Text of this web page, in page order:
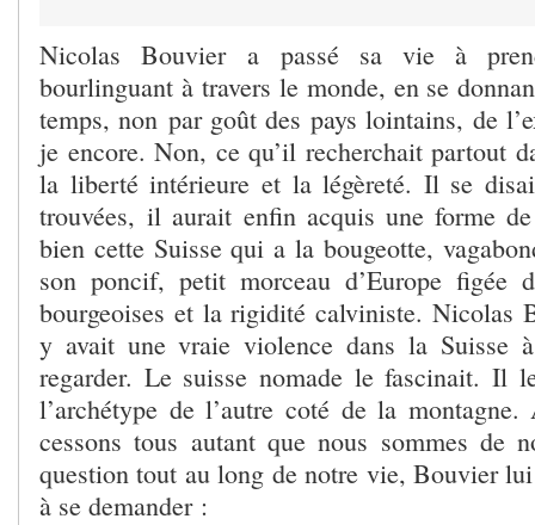
Nicolas Bouvier a passé sa vie à
bourlinguant à travers le monde, en se
temps, non par goût des pays lointains, de
je encore. Non, ce qu’il recherchait partout
la liberté intérieure et la légèreté. Il se
trouvées, il aurait enfin acquis une forme
bien cette Suisse qui a la bougeotte,
son poncif, petit morceau d’Europe figée
bourgeoises et la rigidité calviniste. Nicolas
y avait une vraie violence dans la Suisse
regarder. Le suisse nomade le fascinait. Il
l’archétype de l’autre coté de la
cessons tous autant que nous sommes de
question tout au long de notre vie, Bouvier
à se demander :